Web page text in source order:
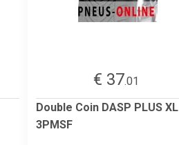
€ 37.01
Double Coin DASP PLUS XL
3PMSF